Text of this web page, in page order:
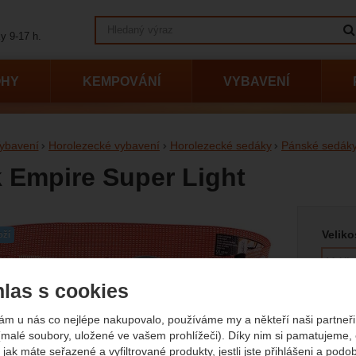
s cookies
u nás co nejlépe nakupovalo, používáme my a někteří naši partneři
soubory, uložené ve vašem prohlížeči). Díky nim si pamatujeme,
máte seřazené a vyfiltrované produkty, jestli jste přihlášeni a
Horolezecké vybavení Horolezecké sedáky Pánské
Empire Super Light
M-XL
1 599
KEMPOVÁNÍ VYBAVENÍ
9-17 h.